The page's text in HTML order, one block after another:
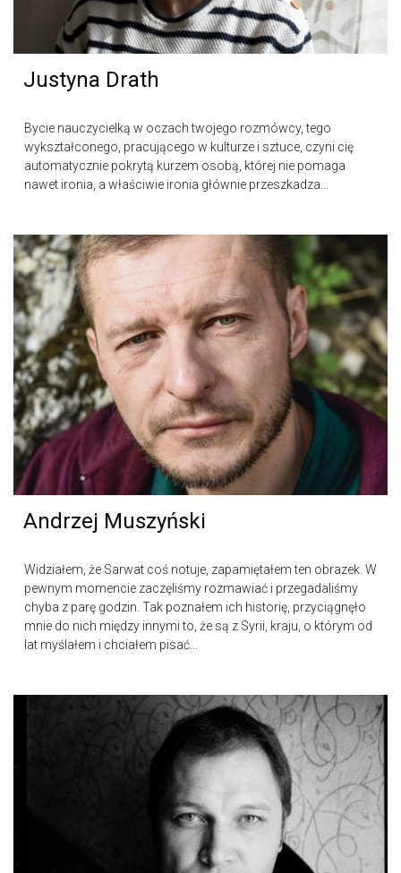
Justyna Drath
Bycie nauczycielką w oczach twojego rozmówcy, tego
wykształconego, pracującego w kulturze i sztuce, czyni cię
automatycznie pokrytą kurzem osobą, której nie pomaga
nawet ironia, a właściwie ironia głównie przeszkadza...
Andrzej Muszyński
Widziałem, że Sarwat coś notuje, zapamiętałem ten obrazek. W
pewnym momencie zaczęliśmy rozmawiać i przegadaliśmy
chyba z parę godzin. Tak poznałem ich historię, przyciągnęło
mnie do nich między innymi to, że są z Syrii, kraju, o którym od
lat myślałem i chciałem pisać...